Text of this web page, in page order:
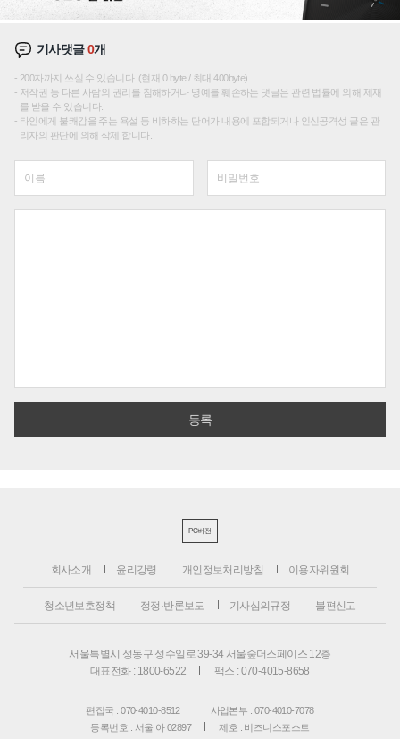
기사댓글0개
200자까지 쓰실 수 있습니다. (현재 0 byte / 최대 400byte)
저작권 등 다른 사람의 권리를 침해하거나 명예를 훼손하는 댓글은 관련 법률에 의해 제재
를 받을 수 있습니다.
타인에게 불쾌감을 주는 욕설 등 비하하는 단어가 내용에 포함되거나 인신공격성 글은 관
리자의 판단에 의해 삭제 합니다.
PC버전
회사소개 윤리강령 개인정보처리방침 이용자위원회
청소년보호정책 정정·반론보도 기사심의규정 불편신고
서울특별시 성동구 성수일로 39-34 서울숲더스페이스 12층
대표전화 : 1800-6522
팩스 : 070-4015-8658
편집국 : 070-4010-8512
사업본부 : 070-4010-7078
등록번호 : 서울 아 02897
제호 : 비즈니스포스트